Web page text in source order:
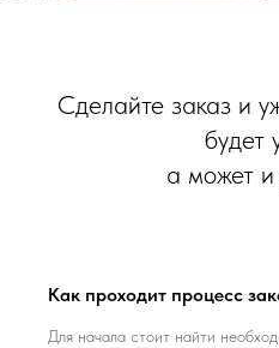
Сделайте заказ и
будет
а может
Как проходит процесс
Для начала стоит найти